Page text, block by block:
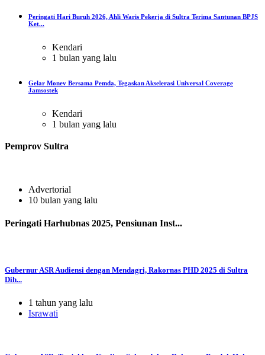
Peringati Hari Buruh 2026, Ahli Waris Pekerja di Sultra Terima Santunan BPJS
Ket...
Kendari
1 bulan yang lalu
Gelar Monev Bersama Pemda, Tegaskan Akselerasi Universal Coverage
Jamsostek
Kendari
1 bulan yang lalu
Pemprov Sultra
Advertorial
10 bulan yang lalu
Peringati Harhubnas 2025, Pensiunan Inst...
Gubernur ASR Audiensi dengan Mendagri, Rakornas PHD 2025 di Sultra
Dih...
1 tahun yang lalu
Israwati